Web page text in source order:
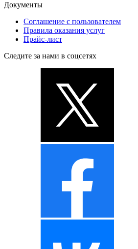
Документы
Соглашение с пользователем
Правила оказания услуг
Прайс-лист
Следите за нами в соцсетях